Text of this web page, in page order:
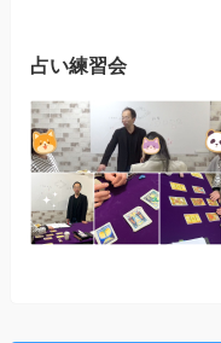
占い練習会